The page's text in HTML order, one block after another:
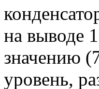
на выводе
значению
уровень,